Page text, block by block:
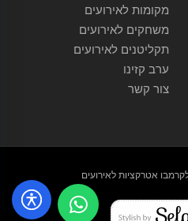
מקומות לאירועים
משחקים לאירועים
תקליטנים לאירועים
ערב קזינו
צור קשר
אטרקציות לאירועים